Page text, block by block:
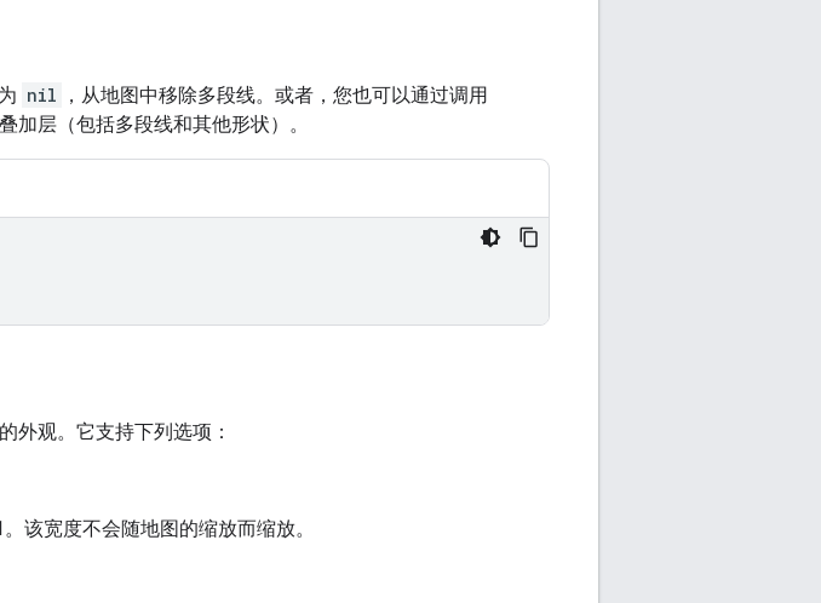
nil
，从地图中移除多段线。或者，您也可以通过调用
加层（包括多段线和其他形状）。
外观。它支持下列选项：
该宽度不会随地图的缩放而缩放。